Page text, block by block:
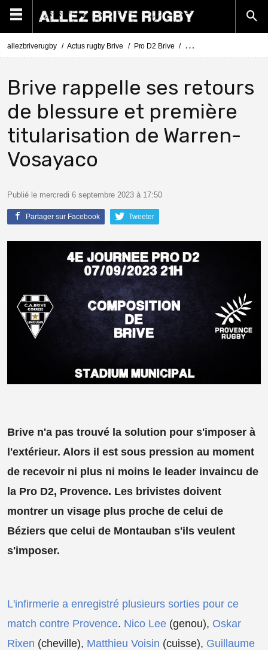
allezbriverugby Actus rugby Brive Pro D2 Brive Pro D2 Brive - Provence
Brive rappelle ses retours
de blessure et première
titularisation de Warren-
Vosayaco
Publié le mercredi 6 septembre 2023 à 17:50
Partager sur Facebook Tweeter
Brive n'a pas trouvé la solution pour s'imposer à
l'extérieur. Alors il est sous pression au moment
de recevoir ni plus ni moins le leader invaincu de
la Pro D2, Provence. Les brivistes doivent
montrer un visage plus proche de celui de
Béziers que celui de Montauban s'ils veulent
s'imposer.
L'infirmerie a enregistré plusieurs sorties pour ce
match contre Provence. Nico Lee (genou), Oskar
Rixen (cheville), Matthieu Voisin (cuisse), Guillaume